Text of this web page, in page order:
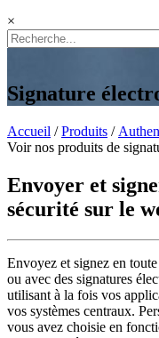
×
Signature
Accueil /Produits /
Voir nos produits de
Envoyer et
sécurité sur le
Envoyez et signez en
ou avec des signatures
utilisant à la fois vos
vos systèmes centraux.
vous avez choisie en